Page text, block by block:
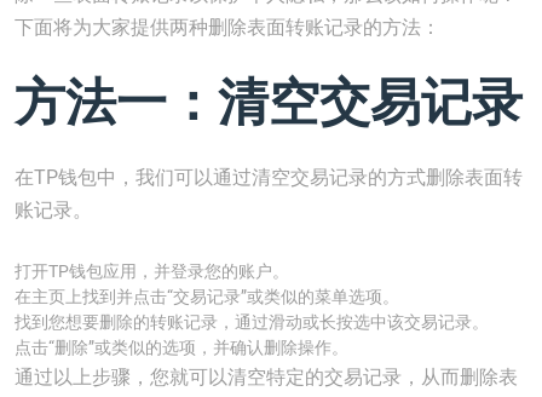
下面将为大家提供两种删除表面转账记录的方法：
方法一：清空交易记录
在TP钱包中，我们可以通过清空交易记录的方式删除表面转
账记录。
打开TP钱包应用，并登录您的账户。
在主页上找到并点击“交易记录”或类似的菜单选项。
找到您想要删除的转账记录，通过滑动或长按选中该交易记录。
点击“删除”或类似的选项，并确认删除操作。
通过以上步骤，您就可以清空特定的交易记录，从而删除表